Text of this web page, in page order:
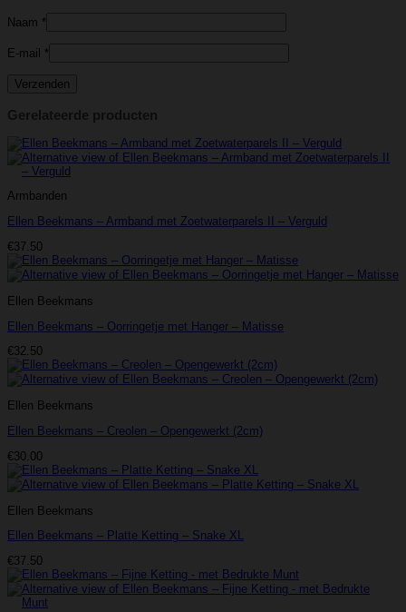
Naam *
E-mail *
Gerelateerde producten
Armbanden
Ellen Beekmans – Armband met Zoetwaterparels II – Verguld
€37.50
Ellen Beekmans
Ellen Beekmans – Oorringetje met Hanger – Matisse
€32.50
Ellen Beekmans
Ellen Beekmans – Creolen – Opengewerkt (2cm)
€30.00
Ellen Beekmans
Ellen Beekmans – Platte Ketting – Snake XL
€37.50